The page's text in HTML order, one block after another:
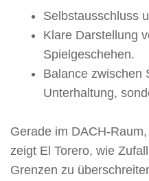
Selbstausschluss
Klare Darstellung
Spielgeschehen.
Balance zwischen
Unterhaltung,
Gerade im DACH-
zeigt El Torero, wie
Grenzen zu